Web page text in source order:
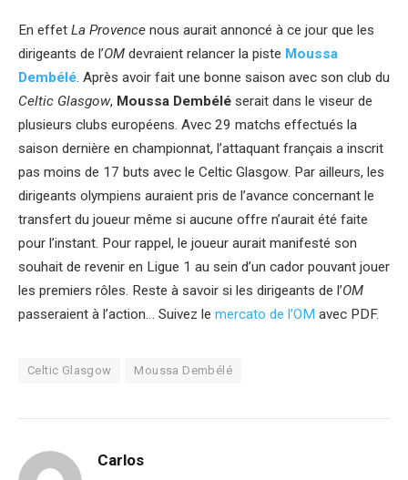
En effet La Provence nous aurait annoncé à ce jour que les
dirigeants de l’OM devraient relancer la piste Moussa
Dembélé. Après avoir fait une bonne saison avec son club du
Celtic Glasgow, Moussa Dembélé serait dans le viseur de
plusieurs clubs européens. Avec 29 matchs effectués la
saison dernière en championnat, l’attaquant français a inscrit
pas moins de 17 buts avec le Celtic Glasgow. Par ailleurs, les
dirigeants olympiens auraient pris de l’avance concernant le
transfert du joueur même si aucune offre n’aurait été faite
pour l’instant. Pour rappel, le joueur aurait manifesté son
souhait de revenir en Ligue 1 au sein d’un cador pouvant jouer
les premiers rôles. Reste à savoir si les dirigeants de l’OM
passeraient à l’action… Suivez le mercato de l’OM avec PDF.
Celtic Glasgow Moussa Dembélé
Carlos